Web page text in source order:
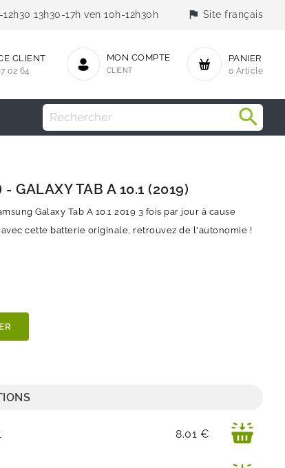
13h30-17h ven 10h-12h30h flag Site français
PANIER
0 Article
MON COMPTE
CLIENT
CLIENT
02 64
- GALAXY TAB A 10.1 (2019)
Galaxy Tab A 10.1 2019 3 fois par jour à cause
avec cette batterie originale, retrouvez de l'autonomie !
Prix
8.01 €